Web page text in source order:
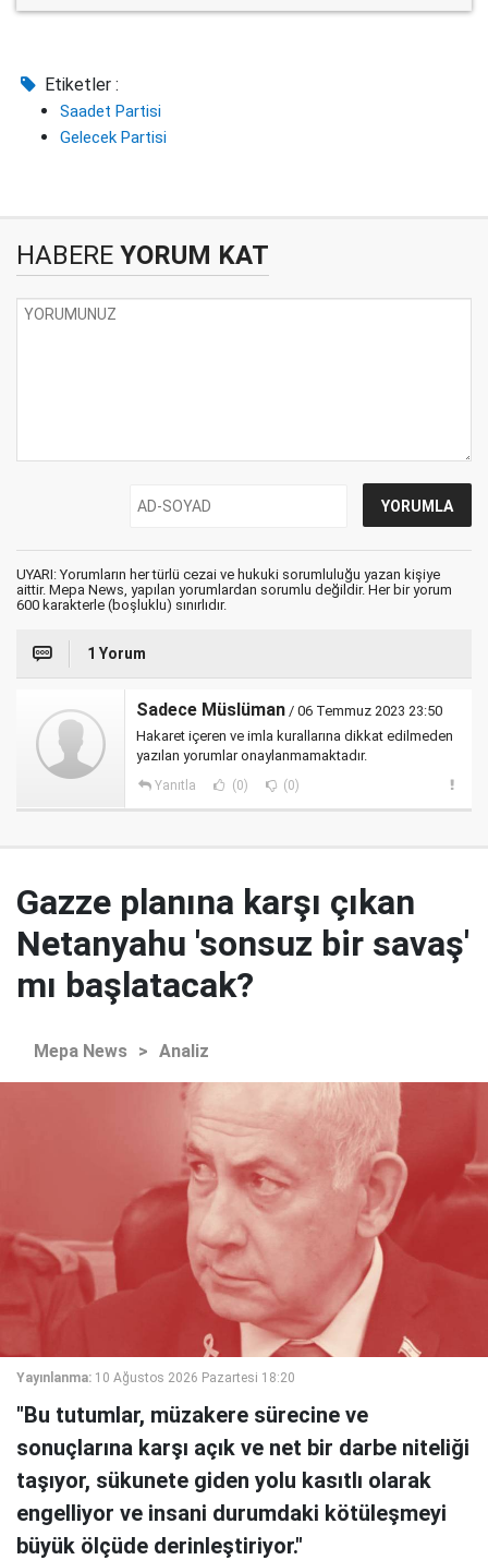
Etiketler :
Saadet Partisi
Gelecek Partisi
HABERE YORUM KAT
UYARI: Yorumların her türlü cezai ve hukuki sorumluluğu yazan kişiye
aittir. Mepa News, yapılan yorumlardan sorumlu değildir. Her bir yorum
600 karakterle (boşluklu) sınırlıdır.
1 Yorum
Sadece Müslüman / 06 Temmuz 2023 23:50
Hakaret içeren ve imla kurallarına dikkat edilmeden
yazılan yorumlar onaylanmamaktadır.
Yanıtla (0) (0)
Gazze planına karşı çıkan
Netanyahu 'sonsuz bir savaş'
mı başlatacak?
Mepa News > Analiz
Yayınlanma: 10 Ağustos 2026 Pazartesi 18:20
"Bu tutumlar, müzakere sürecine ve
sonuçlarına karşı açık ve net bir darbe niteliği
taşıyor, sükunete giden yolu kasıtlı olarak
engelliyor ve insani durumdaki kötüleşmeyi
büyük ölçüde derinleştiriyor."